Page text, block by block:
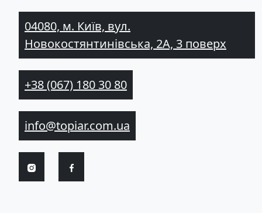
04080, м. Київ, вул.
Новокостянтинівська, 2А, 3 поверх
+38 (067) 180 30 80
info@topiar.com.ua